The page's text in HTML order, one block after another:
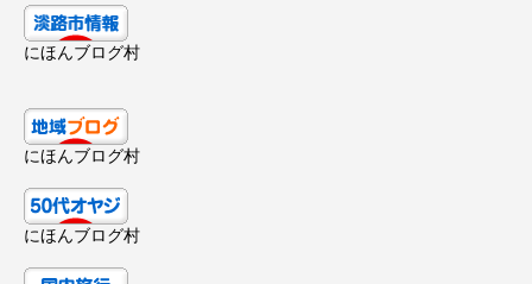
にほんブログ村
にほんブログ村
にほんブログ村